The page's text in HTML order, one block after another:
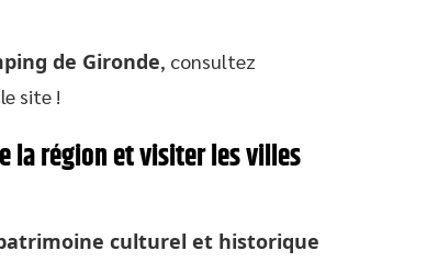
de Gironde, consultez
site !
la région et visiter les villes
culturel et historique